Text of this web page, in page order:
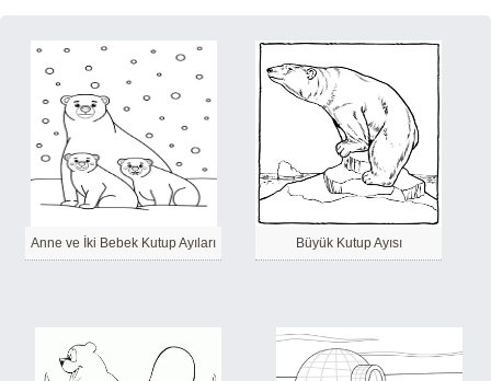
Anne ve İki Bebek Kutup Ayıları Büyük Kutup Ayısı